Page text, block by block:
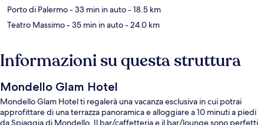
Porto di Palermo- 33 min in auto- 18.5 km
Teatro Massimo- 35 min in auto- 24.0 km
Informazioni su questa struttura
Mondello Glam Hotel
Mondello Glam Hotel ti regalerà una vacanza esclusiva in cui potrai
approfittare di una terrazza panoramica e alloggiare a 10 minuti a piedi
da Spiaggia di Mondello. Il bar/caffetteria e il bar/lounge sono perfetti